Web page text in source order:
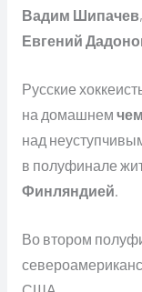
Вадим Шипачев
Евгений
Русские
на домашнем
над
в полуфинале
Финляндией.
Во втором